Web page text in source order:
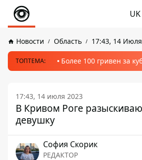
UK
Новости Область 17:43, 14
ТОПТЕМА: Более 100 гривен за
17:43, 14 июля 2023
В Кривом Роге
девушку
София Скорик
РЕДАКТОР